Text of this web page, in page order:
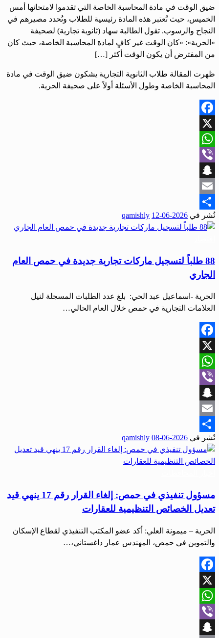
ضيق الوقت في مادة المحاسبة الخاصة التي تقدموا لامتحانها أمس
الخميس، حيث تُعتبر هذه المادة رئيسية للطلاب وتُحدد مصيرهم في
النجاح والرسوب. تقول الطالبة سهاد (ثانوية تجارية) لصحيفة
«الحرية»: «كان الوقت غير كافٍ لمادة المحاسبة الخاصة، حيث كان
من المفترض أن يكون الوقت أكثر […]
ظهرت المقالة طلاب الثانوية التجارية يشكون ضيق الوقت في مادة
المحاسبة الخاصة وطول الأسئلة أولاً على صحيفة الحرية.
Facebook
X
WhatsApp
Viber
Snapchat
Email
Share
نُشر في 2026-06-12
qamishly
88 طلباً لتسجيل ماركات تجارية جديدة في حمص العام
الجاري
الحرية -اسماعيل عبد الحي: بلغ عدد الطلبات المسجلة لنيل
العلامات التجارية في حمص خلال العام الحالي…
Facebook
X
WhatsApp
Viber
Snapchat
Email
Share
نُشر في 2026-06-08
qamishly
مسؤول تنفيذي في حمص: إلغاء القرار رقم 17 ينهي قيد
تعديل الخصائص التنظيمية للعقارات
الحرية – ميمونة العلي: أكد عضو المكتب التنفيذي لقطاع الإسكان
والتموين في حمص، المهندس عمار داغستاني،…
Facebook
X
WhatsApp
Viber